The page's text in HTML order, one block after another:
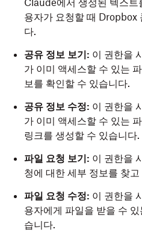
Claude에서 생성된 텍스
용자가 요청할 때 Dropbox
다.
공유 정보 보기: 이 권한을
가 이미 액세스할 수 있는
보를 확인할 수 있습니다.
공유 정보 수정: 이 권한을
가 이미 액세스할 수 있는
링크를 생성할 수 있습니다.
파일 요청 보기: 이 권한을
청에 대한 세부 정보를 찾
파일 요청 수정: 이 권한을
용자에게 파일을 받을 수
습니다.